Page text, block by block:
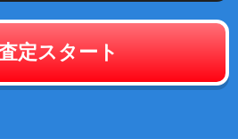
定スタート